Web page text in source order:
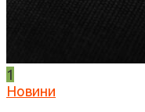
1
Новини